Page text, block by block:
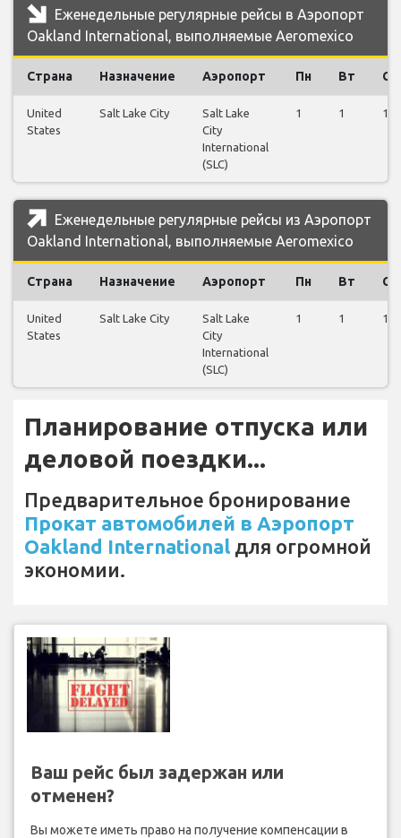
Еженедельные регулярные рейсы в Аэропорт
Oakland International, выполняемые Aeromexico
Страна Назначение Аэропорт Пн Вт Ср
United
States
Salt Lake City
Salt Lake
City
International
(SLC)
1 1 1
Еженедельные регулярные рейсы из Аэропорт
Oakland International, выполняемые Aeromexico
Страна Назначение Аэропорт Пн Вт Ср
United
States
Salt Lake City
Salt Lake
City
International
(SLC)
1 1 1
Планирование отпуска или
деловой поездки...
Предварительное бронирование
Прокат автомобилей в Аэропорт
Oakland International для огромной
экономии.
Ваш рейс был задержан или
отменен?
Вы можете иметь право на получение компенсации в